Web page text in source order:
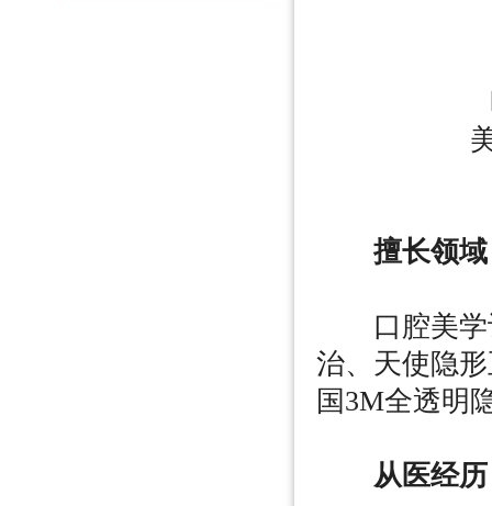
擅长领域
口腔美学
治、天使隐
国3M全透明
从医经历